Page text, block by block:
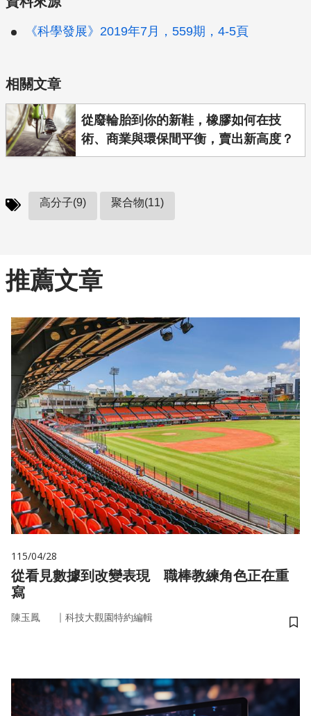
《科學發展》2019年7月，559期，4-5頁
相關文章
從廢輪胎到你的新鞋，橡膠如何在技
術、商業與環保間平衡，賣出新高度？
高分子(9) 聚合物(11)
推薦文章
115/04/28
從看見數據到改變表現 職棒教練角色正在重
寫
陳玉鳳 ｜ 科技大觀園特約編輯
儲